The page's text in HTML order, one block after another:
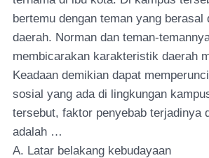
bertemu dengan teman yang berasal
daerah. Norman dan teman-
membicarakan karakteristik daerah
Keadaan demikian dapat
sosial yang ada di lingkungan
tersebut, faktor penyebab terjadinya
adalah …
A. Latar belakang kebudayaan